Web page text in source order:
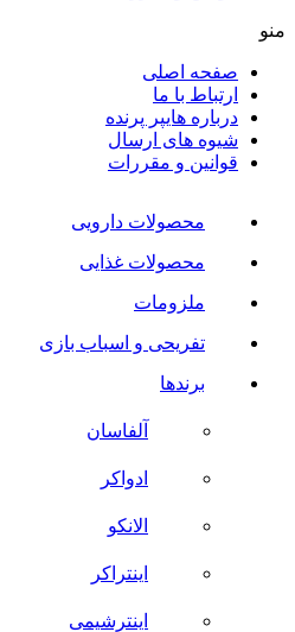
منو
صفحه اصلی
ارتباط با ما
درباره هایپر پرنده
شیوه های ارسال
قوانین و مقررات
محصولات دارویی
محصولات غذایی
ملزومات
تفریحی و اسباب بازی
برندها
آلفاسان
ادواکر
الانکو
اینتراکر
اینترشیمی